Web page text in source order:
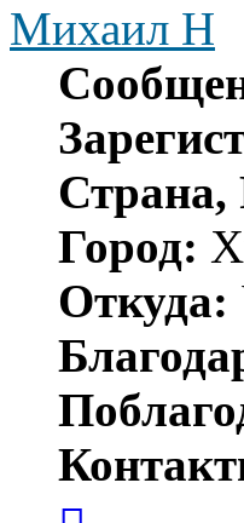
Михаил Н
Страна,
Город:
Откуда: